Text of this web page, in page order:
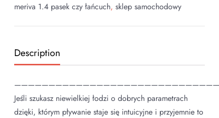
meriva 1.4 pasek czy łańcuch, sklep samochodowy
Description
Jeśli szukasz niewielkiej łodzi o dobrych parametrach
dzięki, którym pływanie staje się intuicyjne i przyjemnie to